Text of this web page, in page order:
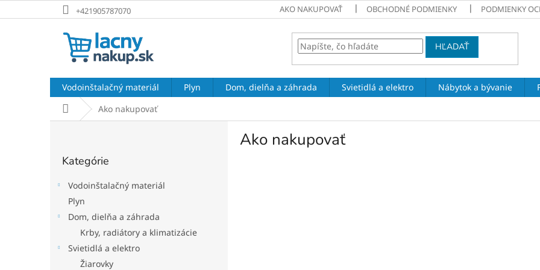
na
+421905787070 AKO NAKUPOVAŤ OBCHODNÉ PODMIENKY PODMIENKY
HĽADAŤ
Vodoinštalačný materiál Plyn Dom, dielňa a záhrada Svietidlá a elektro Nábytok a bývanie
DomovAko nakupovať
kategórie
Kategórie
Vodoinštalačný materiál
Plyn
Dom, dielňa a záhrada
Krby, radiátory a klimatizácie
Svietidlá a elektro
Žiarovky
Ako nakupovať